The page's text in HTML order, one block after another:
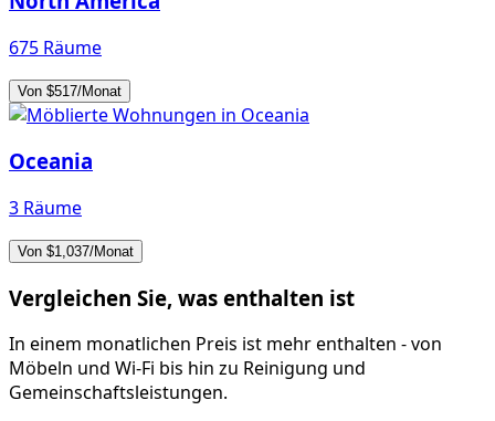
675 Räume
Von $517/Monat
Oceania
3 Räume
Von $1,037/Monat
Vergleichen Sie, was enthalten ist
In einem monatlichen Preis ist mehr enthalten - von
Möbeln und Wi-Fi bis hin zu Reinigung und
Gemeinschaftsleistungen.